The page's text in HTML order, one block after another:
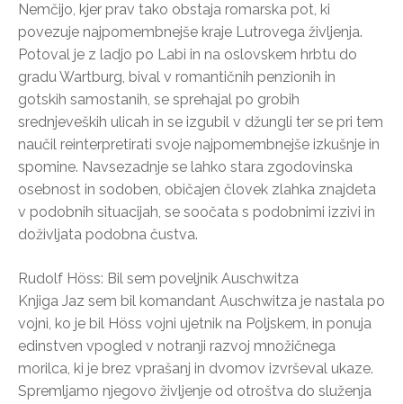
Nemčijo, kjer prav tako obstaja romarska pot, ki
povezuje najpomembnejše kraje Lutrovega življenja.
Potoval je z ladjo po Labi in na oslovskem hrbtu do
gradu Wartburg, bival v romantičnih penzionih in
gotskih samostanih, se sprehajal po grobih
srednjeveških ulicah in se izgubil v džungli ter se pri tem
naučil reinterpretirati svoje najpomembnejše izkušnje in
spomine. Navsezadnje se lahko stara zgodovinska
osebnost in sodoben, običajen človek zlahka znajdeta
v podobnih situacijah, se soočata s podobnimi izzivi in
doživljata podobna čustva.
Rudolf Höss: Bil sem poveljnik Auschwitza
Knjiga Jaz sem bil komandant Auschwitza je nastala po
vojni, ko je bil Höss vojni ujetnik na Poljskem, in ponuja
edinstven vpogled v notranji razvoj množičnega
morilca, ki je brez vprašanj in dvomov izvrševal ukaze.
Spremljamo njegovo življenje od otroštva do služenja